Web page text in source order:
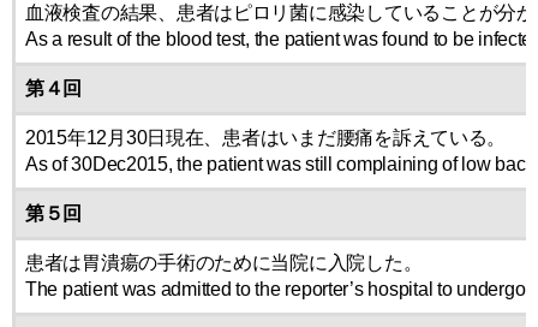
血液検査の結果、患者はピロリ菌に感染していることが分
As a result of the blood test, the patient was found to be
第４回
2015年12月30日現在、患者はいまだ腰痛を訴えている。
As of 30Dec2015, the patient was still complaining of low
第５回
患者は胃潰瘍の手術のために当院に入院した。
The patient was admitted to the reporter’s hospital to undergo